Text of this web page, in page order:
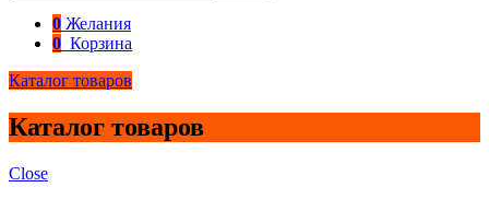
0 Желания
0 Корзина
Каталог товаров
Каталог товаров
Close